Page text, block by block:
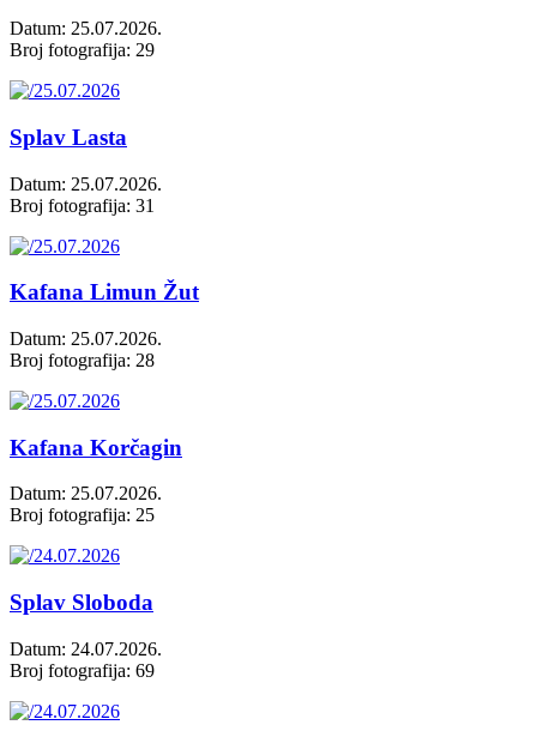
Datum: 25.07.2026.
Broj fotografija: 29
Splav Lasta
Datum: 25.07.2026.
Broj fotografija: 31
Kafana Limun Žut
Datum: 25.07.2026.
Broj fotografija: 28
Kafana Korčagin
Datum: 25.07.2026.
Broj fotografija: 25
Splav Sloboda
Datum: 24.07.2026.
Broj fotografija: 69